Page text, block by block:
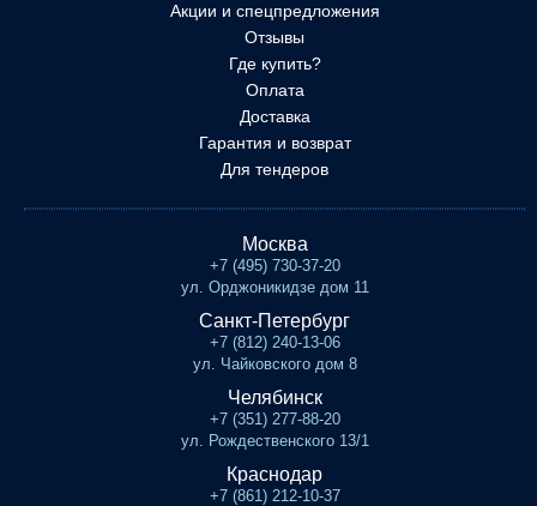
Акции и спецпредложения
Отзывы
Где купить?
Оплата
Доставка
Гарантия и возврат
Для тендеров
Москва
+7 (495) 730-37-20
ул. Орджоникидзе дом 11
Санкт-Петербург
+7 (812) 240-13-06
ул. Чайковского дом 8
Челябинск
+7 (351) 277-88-20
ул. Рождественского 13/1
Краснодар
+7 (861) 212-10-37